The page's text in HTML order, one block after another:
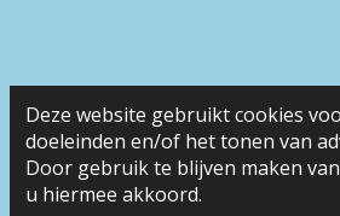
Deze website gebruikt cookies
doeleinden en/of het tonen van
Door gebruik te blijven maken
u hiermee akkoord.